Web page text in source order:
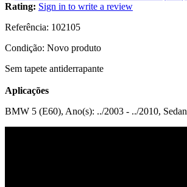
Rating: Sign in to write a review
Referência: 102105
Condição: Novo produto
Sem tapete antiderrapante
Aplicações
BMW 5 (E60), Ano(s): ../2003 - ../2010, Sedan